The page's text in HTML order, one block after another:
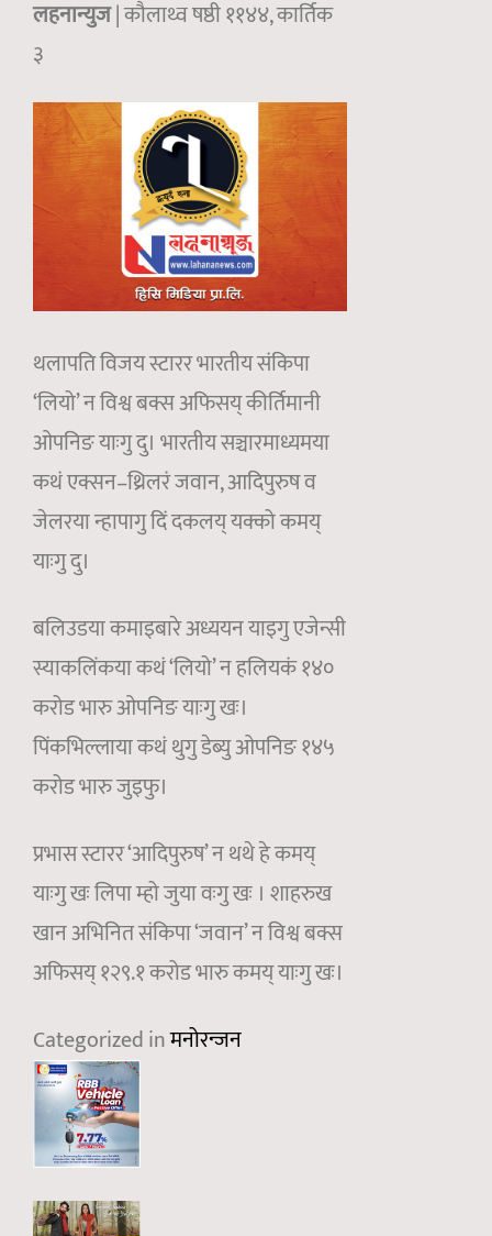
लहनान्युज| कौलाथ्व षष्ठी ११४४, कार्तिक
३
थलापति विजय स्टारर भारतीय संकिपा
‘लियो’ न विश्व बक्स अफिसय् कीर्तिमानी
ओपनिङ याःगु दु। भारतीय सञ्चारमाध्यमया
कथं एक्सन–थ्रिलरं जवान, आदिपुरुष व
जेलरया न्हापागु दिं दकलय् यक्को कमय्
याःगु दु।
बलिउडया कमाइबारे अध्ययन याइगु एजेन्सी
स्याकलिंकया कथं ‘लियो’ न हलियकं १४०
करोड भारु ओपनिङ याःगु खः।
पिंकभिल्लाया कथं थुगु डेब्यु ओपनिङ १४५
करोड भारु जुइफु।
प्रभास स्टारर ‘आदिपुरुष’ न थथे हे कमय्
याःगु खः लिपा म्हो जुया वःगु खः । शाहरुख
खान अभिनित संकिपा ‘जवान’ न विश्व बक्स
अफिसय् १२९.१ करोड भारु कमय् याःगु खः।
Categorized inमनोरन्जन